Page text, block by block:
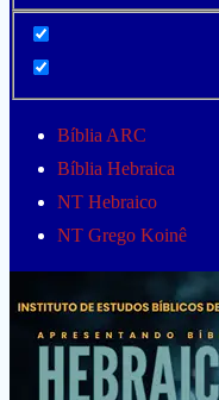
Bíblia ARC
Bíblia Hebraica
NT Hebraico
NT Grego Koinê